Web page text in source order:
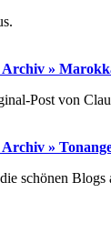
»
Post von
»
schönen Blogs